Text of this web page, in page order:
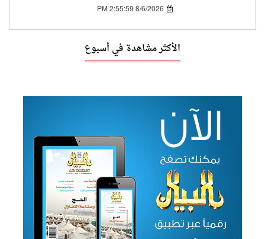
8/6/2026 2:55:59 PM
الأكثر مشاهدة في أسبوع